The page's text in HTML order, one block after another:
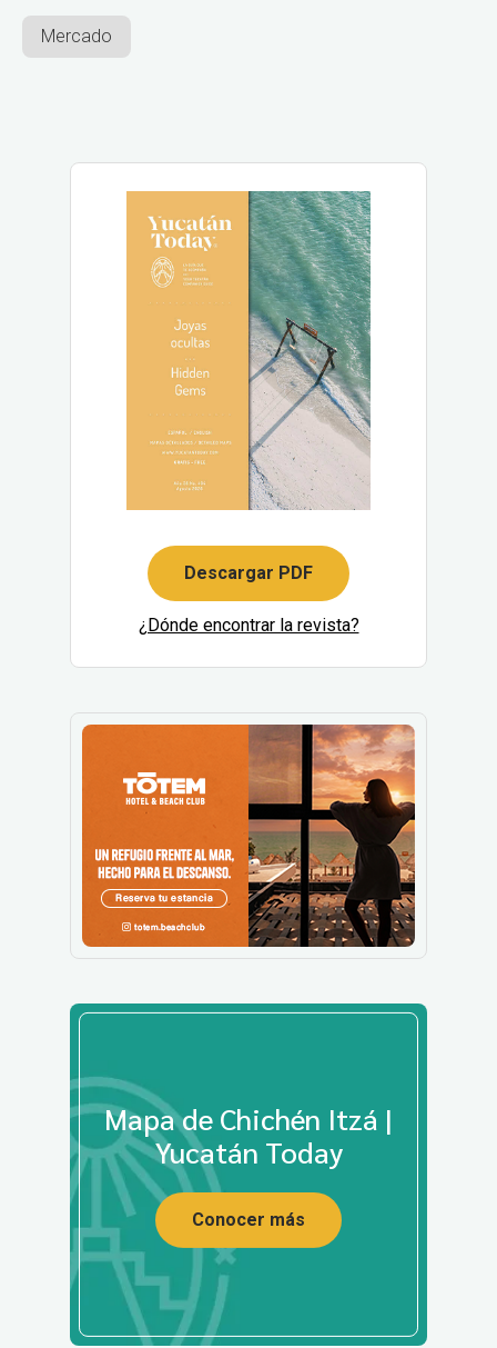
Mercado
Descargar PDF
¿Dónde encontrar la revista?
Mapa de Chichén Itzá |
Yucatán Today
Conocer más